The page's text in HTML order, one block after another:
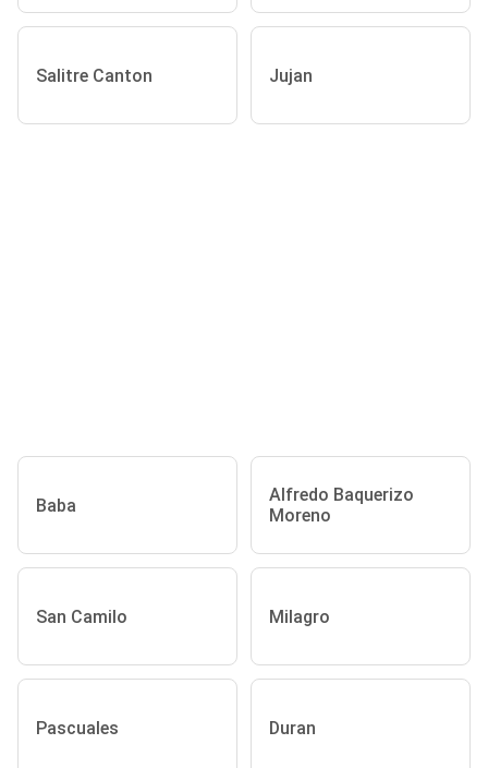
Salitre Canton Jujan
Baba
Alfredo Baquerizo
Moreno
San Camilo Milagro
Pascuales Duran